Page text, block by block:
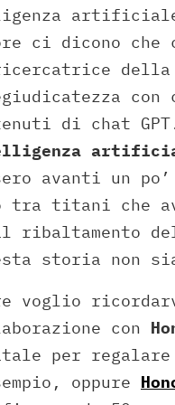
ci dicono che
della
di chat
avanti un
titani che
ribaltamento
storia non
voglio
con
per regalare
oppure